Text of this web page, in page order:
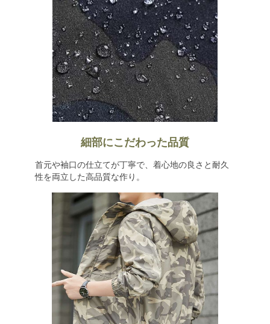
細部にこだわった品質
首元や袖口の仕立てが丁寧で、着心地の良さと耐久
性を両立した高品質な作り。